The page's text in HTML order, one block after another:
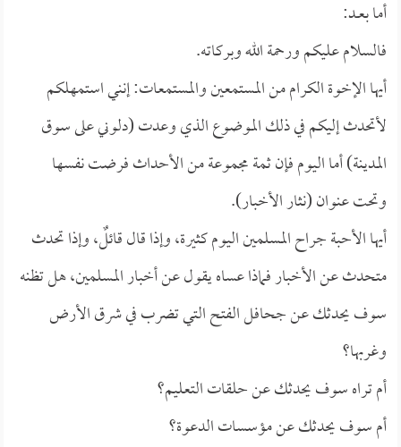
أما بعــد:
فالسلام عليكم ورحمة الله وبركاته.
أيها الإخوة الكرام من المستمعين والمستمعات: إنني استمهلكم
لأتحدث إليكم في ذلك الموضوع الذي وعدت (دلوني على سوق
المدينة) أما اليوم فإن ثمة مجموعة من الأحداث فرضت نفسها
وتحت عنوان (نثار الأخبار).
أيها الأحبة جراح المسلمين اليوم كثيرة، وإذا قال قائلٌ، وإذا تحدث
متحدث عن الأخبار فماذا عساه يقول عن أخبار المسلمين، هل تظنه
سوف يحدثك عن جحافل الفتح التي تضرب في شرق الأرض
وغربها؟
أم تراه سوف يحدثك عن حلقات التعليم؟
أم سوف يحدثك عن مؤسسات الدعوة؟